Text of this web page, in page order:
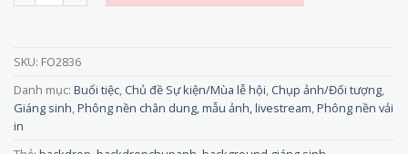
SKU: FO2836
Danh mục: Buổi tiệc, Chủ đề Sự kiện/Mùa lễ hội, Chụp ảnh/Đối tượng,
Giáng sinh,Phông nền chân dung, mẫu ảnh, livestream,Phông nền vải
in